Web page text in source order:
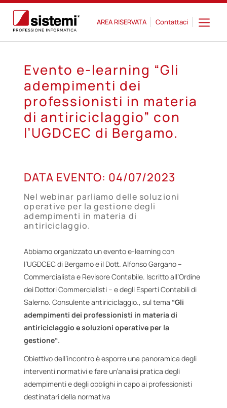
AREA RISERVATA Contattaci
Evento e-learning “Gli
adempimenti dei
professionisti in materia
di antiriciclaggio” con
l’UGDCEC di Bergamo.
04
LUG
DATA EVENTO: 04/07/2023
Nel webinar parliamo delle soluzioni
operative per la gestione degli
adempimenti in materia di
antiriciclaggio.
Abbiamo organizzato un evento e-learning con
l’UGDCEC di Bergamo e il Dott. Alfonso Gargano –
Commercialista e Revisore Contabile. Iscritto all’Ordine
dei Dottori Commercialisti – e degli Esperti Contabili di
Salerno. Consulente antiriciclaggio., sul tema “Gli
adempimenti dei professionisti in materia di
antiriciclaggio e soluzioni operative per la
gestione“.
Obiettivo dell’incontro è esporre una panoramica degli
interventi normativi e fare un’analisi pratica degli
adempimenti e degli obblighi in capo ai professionisti
destinatari della normativa